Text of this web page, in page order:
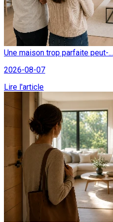
Une maison trop parfaite peut-...
2026-08-07
Lire l'article